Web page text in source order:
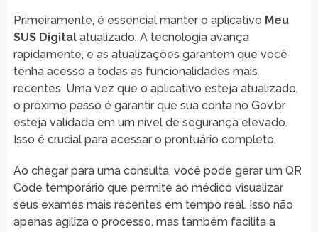
Primeiramente, é essencial manter o aplicativo Meu
SUS Digitalatualizado. A tecnologia avança
rapidamente, e as atualizações garantem que você
tenha acesso a todas as funcionalidades mais
recentes. Uma vez que o aplicativo esteja atualizado,
o próximo passo é garantir que sua conta no Gov.br
esteja validada em um nível de segurança elevado.
Isso é crucial para acessar o prontuário completo.
Ao chegar para uma consulta, você pode gerar um QR
Code temporário que permite ao médico visualizar
seus exames mais recentes em tempo real. Isso não
apenas agiliza o processo, mas também facilita a